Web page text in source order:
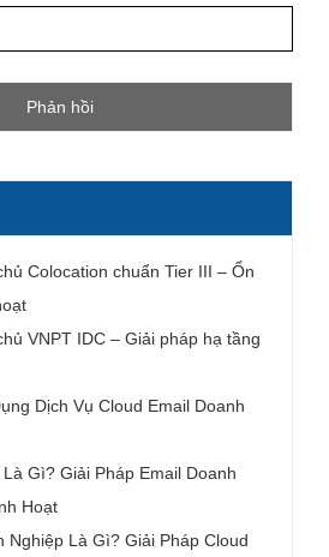
Colocation chuẩn Tier III – Ổn
VNPT IDC – Giải pháp hạ tầng
Dịch Vụ Cloud Email Doanh
Gì? Giải Pháp Email Doanh
Hoạt
Nghiệp Là Gì? Giải Pháp Cloud